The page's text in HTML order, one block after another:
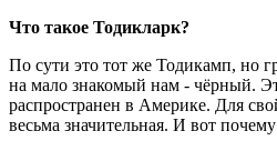
Что такое Тодикларк?
По сути это тот же Тодикамп, но
на мало знакомый нам - чёрный.
распространен в Америке. Для
весьма значительная. И вот